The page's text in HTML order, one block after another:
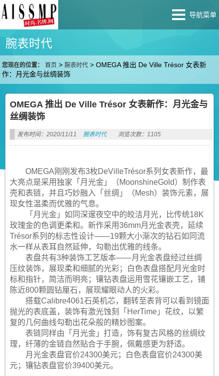
导航菜单
腕表时代
您现在的位置： 首页 >腕表时代 >OMEGA 推出 De Ville Trésor 女表新
作：月光金与丝绸装饰
OMEGA 推出 De Ville Trésor 女表新作：月光金与
丝绸装饰
发布时间：2020/11/11 腕表时代 浏览次数：1105
OMEGA刚刚发布3枚DeVilleTrésor系列女表新作，最
大亮点是采用独家「月光金」（MoonshineGold）制作表
壳和表链，并且巧妙融入「丝绸」（Mesh）装饰元素，展
现女性温柔而优雅的气息。
「月光金」如同深邃夜空中的皎洁月光，比传统18K
玫瑰金的色调更柔和。新作采用36mm月光金表壳，延续
Trésor系列的标志性设计——19颗大小渐次的钻石如同流
水一样从表耳自然延伸，勾勒出优雅的线条。
表盘共有3种装饰工艺版本——月光金表盘经过丝绸
压纹装饰，展现柔和细腻的光彩；白色表盘搭配月光金时
标和指针，简洁而明亮；镶钻表盘运用雪花镶嵌工艺，铺
陈近800颗圆钻厘石，展现耀眼动人的火彩。
搭载Calibre4061石英机芯，翻转至表背可以看到镜面
抛光的表底盖，装饰有激光蚀刻「⁠HerTime」花纹，以繁
复的几何曲线勾勒出花朵般的精妙图案。
表链同样由「月光金」打造，饰有复古风格的丝绸纹
理，纤薄的金链自然贴合于手腕，佩戴感更为舒适。
月光金表盘官价24300美元；白色表盘官价24300美
元；镶钻表盘官价39400美元。